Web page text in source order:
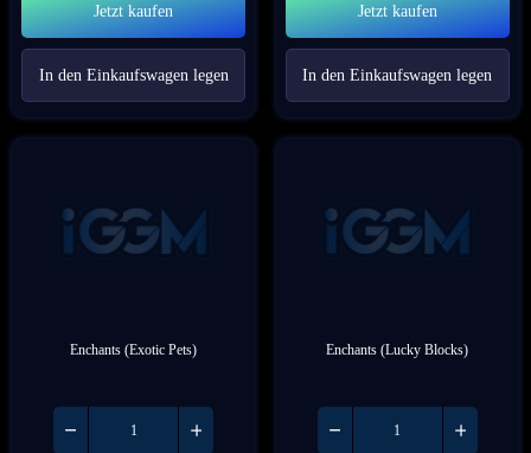
Jetzt kaufen
In den Einkaufswagen legen
Jetzt kaufen
In den Einkaufswagen legen
Enchants (Exotic Pets) Enchants (Lucky Blocks)